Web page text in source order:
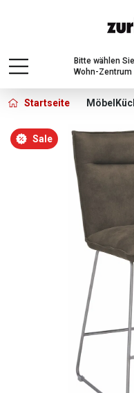
Choose a different
content for your
Wohn-Zentrum
Bitte wählen
Startseite Möbel
Bildergalerie überspringen
Sale